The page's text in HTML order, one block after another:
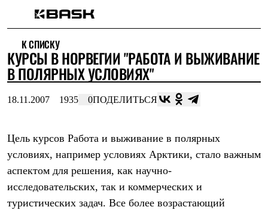
Интернет-магазин
Мужская одежда
Утепленная пухом
Куртки
Жилеты
Куртки
Брюки
Штормовая одежда
Куртки
Софтшелл одежда
Куртки
К СПИСКУ
КУРСЫ В НОРВЕГИИ "РАБОТА И ВЫЖИВАНИЕ
В ПОЛЯРНЫХ УСЛОВИЯХ"
18.11.2007 1935 0ПОДЕЛИТЬСЯ
Цель курсов Работа и выживание в полярных
условиях, например условиях Арктики, стало важным
аспектом для решения, как научно-
исследовательских, так и коммерческих и
туристических задач. Все более возрастающий